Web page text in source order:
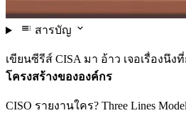
สารบัญ
เขียนซีรีส์ CISA มา อ้าว เจอเรื่องนึง
โครงสร้างขององค์กร
CISO รายงานใคร? Three Lines